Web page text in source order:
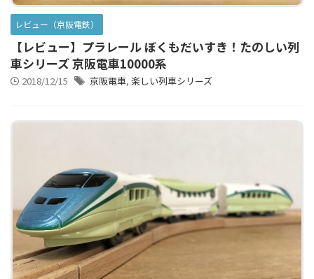
レビュー（京阪電鉄）
【レビュー】プラレール ぼくもだいすき！たのしい列
車シリーズ 京阪電車10000系
2018/12/15 京阪電車, 楽しい列車シリーズ